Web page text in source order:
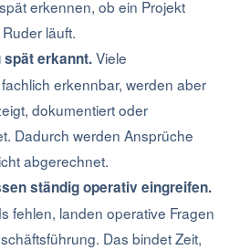
erkennen, ob ein Projekt
läuft.
spät erkannt.Viele
erkennbar, werden aber
dokumentiert oder
Dadurch werden Ansprüche
abgerechnet.
ständig operativ eingreifen.
fehlen, landen operative Fragen
Das bindet Zeit,